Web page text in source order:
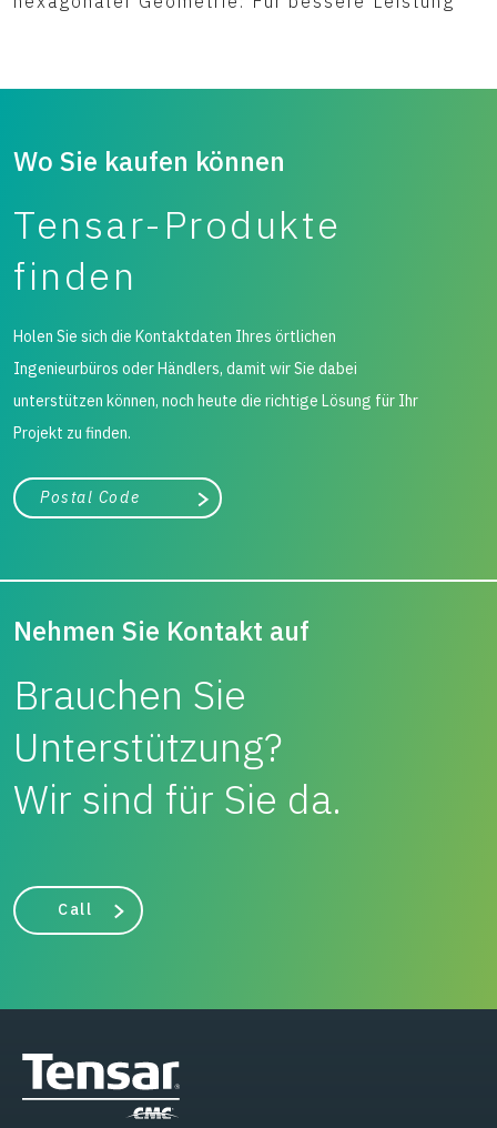
Wo Sie kaufen können
Tensar-Produkte
finden
Holen Sie sich die Kontaktdaten Ihres örtlichen
Ingenieurbüros oder Händlers, damit wir Sie dabei
unterstützen können, noch heute die richtige Lösung für Ihr
Projekt zu finden.
Stadt, Bundesland
Suche
Nehmen Sie Kontakt auf
Brauchen Sie
Unterstützung?
Wir sind für Sie da.
Call